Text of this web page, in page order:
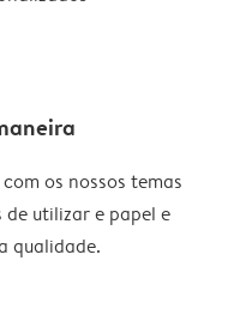
os nossos temas
utilizar e papel e
qualidade.